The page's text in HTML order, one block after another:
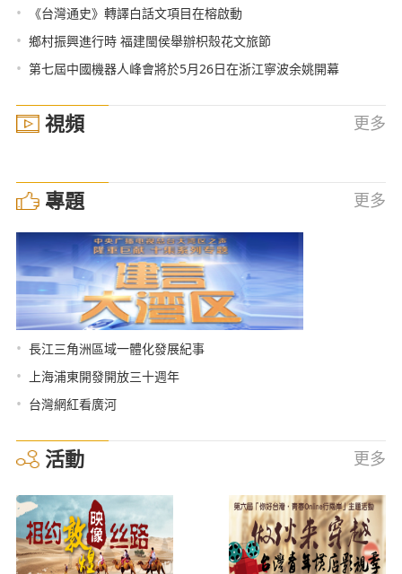
• 《台灣通史》轉譯白話文項目在榕啟動
• 鄉村振興進行時 福建閩侯舉辦枳殼花文旅節
• 第七屆中國機器人峰會將於5月26日在浙江寧波余姚開幕
視頻 更多
專題 更多
• 長江三角洲區域一體化發展紀事
• 上海浦東開發開放三十週年
• 台灣網紅看廣河
活動 更多